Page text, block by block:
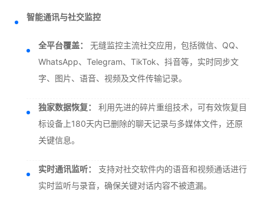
智能通讯与社交监控
全平台覆盖：
无缝监控主流社交应用，包括微信、QQ、
WhatsApp、Telegram、TikTok、抖音等，实时同步文
字、图片、语音、视频及文件传输记录。
独家数据恢复：
利用先进的碎片重组技术，可有效恢复目
标设备上180天内已删除的聊天记录与多媒体文件，还原
关键信息。
实时通讯监听：
支持对社交软件内的语音和视频通话进行
实时监听与录音，确保关键对话内容不被遗漏。